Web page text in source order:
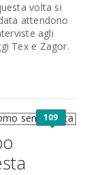
volta si
attendono
agli
Tex e Zagor.
109